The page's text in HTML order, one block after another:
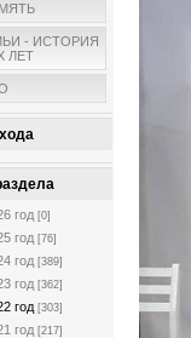
- ИСТОРИЯ
ЛЕТ
год [0]
год [76]
год [389]
год [362]
год [303]
год [217]